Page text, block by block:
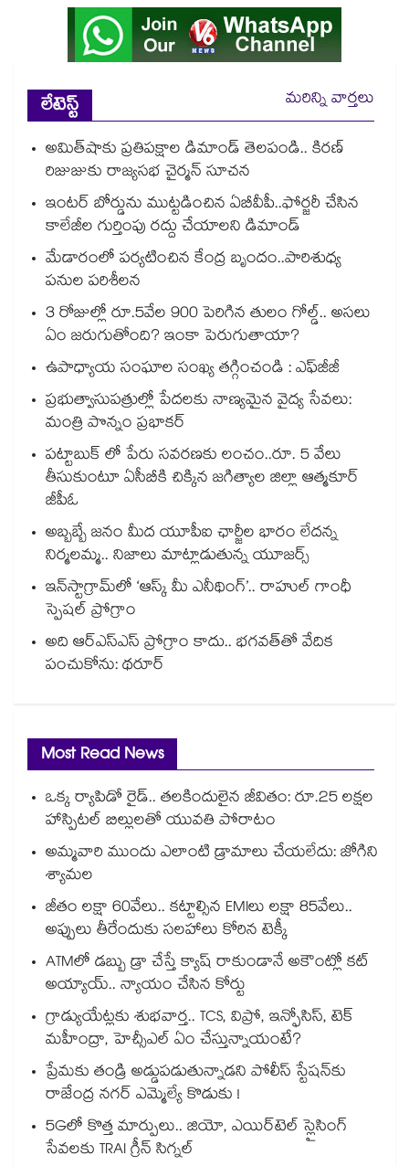
లేటెస్ట్
మరిన్ని వార్తలు
అమిత్‌‌‌‌షాకు ప్రతిపక్షాల డిమాండ్‌‌‌‌ తెలపండి.. కిరణ్
రిజుజుకు రాజ్యసభ చైర్మన్ సూచన
ఇంటర్ బోర్డును ముట్టడించిన ఏబీవీపీ..ఫోర్జరీ చేసిన
కాలేజీల గుర్తింపు రద్దు చేయాలని డిమాండ్
మేడారంలో పర్యటించిన కేంద్ర బృందం..పారిశుధ్య
పనుల పరిశీలన
3 రోజుల్లో రూ.5వేల 900 పెరిగిన తులం గోల్డ్.. అసలు
ఏం జరుగుతోంది? ఇంకా పెరుగుతాయా?
ఉపాధ్యాయ సంఘాల సంఖ్య తగ్గించండి : ఎఫ్‌‌జీజీ
ప్రభుత్వాసుపత్రుల్లో పేదలకు నాణ్యమైన వైద్య సేవలు:
మంత్రి పొన్నం ప్రభాకర్
పట్టాబుక్ లో పేరు సవరణకు లంచం..రూ. 5 వేలు
తీసుకుంటూ ఏసీబీకి చిక్కిన జగిత్యాల జిల్లా ఆత్మకూర్
జీపీఓ
అబ్బబ్బే జనం మీద యూపీఐ ఛార్జీల భారం లేదన్న
నిర్మలమ్మ.. నిజాలు మాట్లాడుతున్న యూజర్స్
ఇన్‌‌‌‌స్టాగ్రామ్‌‌‌‌లో ‘ఆస్క్ మీ ఎనీథింగ్’.. రాహుల్ గాంధీ
స్పెషల్ ప్రోగ్రాం
అది ఆర్ఎస్ఎస్ ప్రోగ్రాం కాదు.. భగవత్‌‌తో వేదిక
పంచుకోను: థరూర్
Most Read News
ఒక్క ర్యాపిడో రైడ్.. తలకిందులైన జీవితం: రూ.25 లక్షల
హాస్పిటల్ బిల్లులతో యువతి పోరాటం
అమ్మవారి ముందు ఎలాంటి డ్రామాలు చేయలేదు: జోగిని
శ్యామల
జీతం లక్షా 60వేలు.. కట్టాల్సిన EMIలు లక్షా 85వేలు..
అప్పులు తీరేందుకు సలహాలు కోరిన టెక్కీ
ATMలో డబ్బు డ్రా చేస్తే క్యాష్ రాకుండానే అకౌంట్లో కట్
అయ్యాయ్.. న్యాయం చేసిన కోర్టు
గ్రాడ్యుయేట్లకు శుభవార్త.. TCS, విప్రో, ఇన్ఫోసిస్, టెక్
మహీంద్రా, హెచ్సీఎల్ ఏం చేస్తున్నాయంటే?
ప్రేమకు తండ్రి అడ్డుపడుతున్నాడని పోలీస్ స్టేషన్⁪కు
రాజేంద్ర నగర్ ఎమ్మెల్యే కొడుకు !
5Gలో కొత్త మార్పులు.. జియో, ఎయిర్‌టెల్ స్లైసింగ్
సేవలకు TRAI గ్రీన్ సిగ్నల్